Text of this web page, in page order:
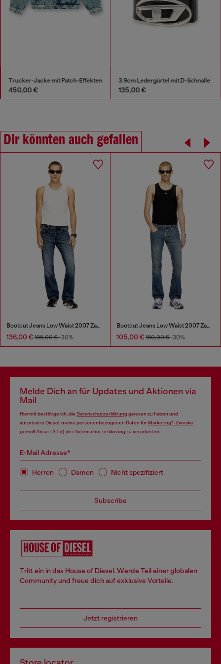
Trucker-Jacke mit Patch-Effekten
450,00 €
3.9cm Ledergürtel mit D-Schnalle
135,00 €
Dir könnten auch gefallen
Bootcut Jeans Low Waist 2007 Zatiny
136,00 € 195,00 €-30%
Bootcut Jeans Low Waist 2007 Zatiny
105,00 € 150,00 €-30%
Melde Dich an für Updates und Aktionen via
Mail
Hiermit bestätige ich, die Datenschutzerklärunggelesen zu haben und
autorisiere Diesel, meine personenbezogenen Daten fürMarketing*-Zwecke
gemäß Absatz 3.1 d) derDatenschutzerklärungzu verarbeiten.
E-Mail Adresse*
Herren Damen Nicht spezifiziert
Subscribe
Tritt ein in das House of Diesel. Werde Teil einer globalen
Community und freue dich auf exklusive Vorteile.
Jetzt registrieren